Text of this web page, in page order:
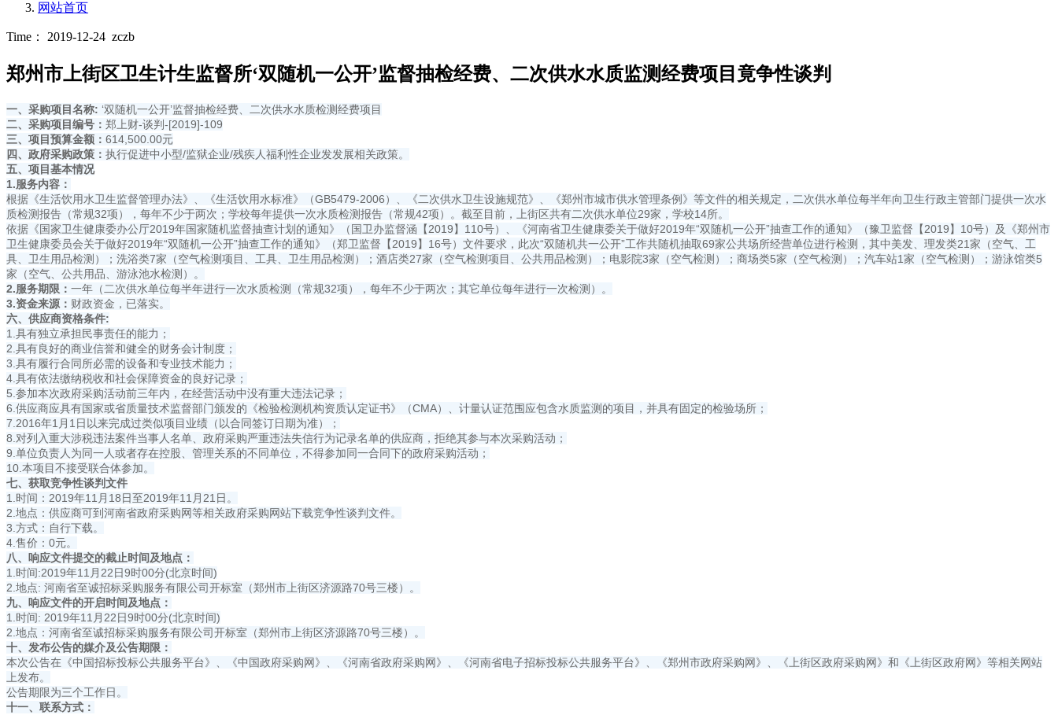
网站首页
Time： 2019-12-24 zczb
郑州市上街区卫生计生监督所‘双随机一公开’监督抽检经费、二次供水水质监测经费项目竟争性谈判
一、采购项目名称: ‘双随机一公开’监督抽检经费、二次供水水质检测经费项目
二、采购项目编号： 郑上财-谈判-[2019]-109
三、项目预算金额： 614,500.00元
四、政府采购政策： 执行促进中小型/监狱企业/残疾人福利性企业发发展相关政策。
五、项目基本情况
1.服务内容：
根据《生活饮用水卫生监督管理办法》、《生活饮用水标准》（GB5479-2006）、《二次供水卫生设施规范》、《郑州市城市供水管理条例》等文件的相关规定，二次供水单位每半年向卫生行政主管部门提供一次水
质检测报告（常规32项），每年不少于两次；学校每年提供一次水质检测报告（常规42项）。截至目前，上街区共有二次供水单位29家，学校14所。
依据《国家卫生健康委办公厅2019年国家随机监督抽查计划的通知》（国卫办监督涵【2019】110号）、《河南省卫生健康委关于做好2019年“双随机一公开”抽查工作的通知》（豫卫监督【2019】10号）及《郑州市
卫生健康委员会关于做好2019年“双随机一公开”抽查工作的通知》（郑卫监督【2019】16号）文件要求，此次“双随机共一公开”工作共随机抽取69家公共场所经营单位进行检测，其中美发、理发类21家（空气、工
具、卫生用品检测）；洗浴类7家（空气检测项目、工具、卫生用品检测）；酒店类27家（空气检测项目、公共用品检测）；电影院3家（空气检测）；商场类5家（空气检测）；汽车站1家（空气检测）；游泳馆类5
家（空气、公共用品、游泳池水检测）。
2.服务期限： 一年（二次供水单位每半年进行一次水质检测（常规32项），每年不少于两次；其它单位每年进行一次检测）。
3.资金来源： 财政资金，已落实。
六、供应商资格条件:
1.具有独立承担民事责任的能力；
2.具有良好的商业信誉和健全的财务会计制度；
3.具有履行合同所必需的设备和专业技术能力；
4.具有依法缴纳税收和社会保障资金的良好记录；
5.参加本次政府采购活动前三年内，在经营活动中没有重大违法记录；
6.供应商应具有国家或省质量技术监督部门颁发的《检验检测机构资质认定证书》（CMA）、计量认证范围应包含水质监测的项目，并具有固定的检验场所；
7.2016年1月1日以来完成过类似项目业绩（以合同签订日期为准）；
8.对列入重大涉税违法案件当事人名单、政府采购严重违法失信行为记录名单的供应商，拒绝其参与本次采购活动；
9.单位负责人为同一人或者存在控股、管理关系的不同单位，不得参加同一合同下的政府采购活动；
10.本项目不接受联合体参加。
七、获取竞争性谈判文件
1.时间：2019年11月18日至2019年11月21日。
2.地点：供应商可到河南省政府采购网等相关政府采购网站下载竞争性谈判文件。
3.方式：自行下载。
4.售价：0元。
八、响应文件提交的截止时间及地点：
1.时间:2019年11月22日9时00分(北京时间)
2.地点: 河南省至诚招标采购服务有限公司开标室（郑州市上街区济源路70号三楼）。
九、响应文件的开启时间及地点：
1.时间: 2019年11月22日9时00分(北京时间)
2.地点：河南省至诚招标采购服务有限公司开标室（郑州市上街区济源路70号三楼）。
十、发布公告的媒介及公告期限：
本次公告在《中国招标投标公共服务平台》、《中国政府采购网》、《河南省政府采购网》、《河南省电子招标投标公共服务平台》、《郑州市政府采购网》、《上街区政府采购网》和《上街区政府网》等相关网站
上发布。
公告期限为三个工作日。
十一、联系方式：